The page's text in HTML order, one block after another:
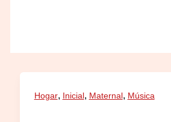
Hogar, Inicial, Maternal, Música